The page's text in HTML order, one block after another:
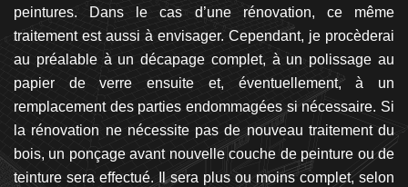
peintures. Dans le cas d’une rénovation, ce même
traitement est aussi à envisager. Cependant, je procèderai
au préalable à un décapage complet, à un polissage au
papier de verre ensuite et, éventuellement, à un
remplacement des parties endommagées si nécessaire. Si
la rénovation ne nécessite pas de nouveau traitement du
bois, un ponçage avant nouvelle couche de peinture ou de
teinture sera effectué. Il sera plus ou moins complet, selon